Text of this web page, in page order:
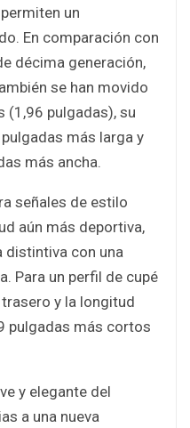
un
En comparación con
décima generación,
se han movido
(1,96 pulgadas), su
más larga y
más ancha.
señales de estilo
aún más deportiva,
distintiva con una
Para un perfil de cupé
y la longitud
pulgadas más cortos
y elegante del
a una nueva